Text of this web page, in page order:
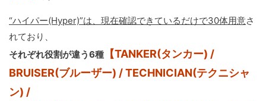
“ハイパー(Hyper)”は、現在確認できているだけで30体用意さ
れており、
それぞれ役割が違う6種 【TANKER(タンカー) /
BRUISER(ブルーザー) / TECHNICIAN(テクニシャ
ン) /